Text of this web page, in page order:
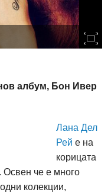
албум, Бон Ивер
Лана Дел
Рей е на
корицата
Освен че е много
колекции,